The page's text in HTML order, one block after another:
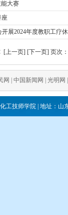
能大赛
座
展2024年度教职工疗
[上一页] [下一页] 页次：
网 中国新闻网 光明网
工技师学院 | 地址：山